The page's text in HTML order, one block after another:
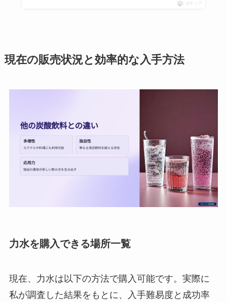
ポチップ
現在の販売状況と効率的な入手方法
力水を購入できる場所一覧
現在、力水は以下の方法で購入可能です。実際に
私が調査した結果をもとに、入手難易度と成功率